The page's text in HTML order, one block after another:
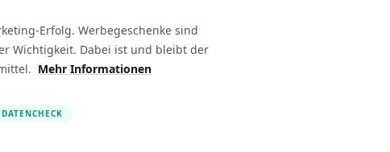
Erfolg. Werbegeschenke sind
Wichtigkeit. Dabei ist und bleibt der
Mehr Informationen